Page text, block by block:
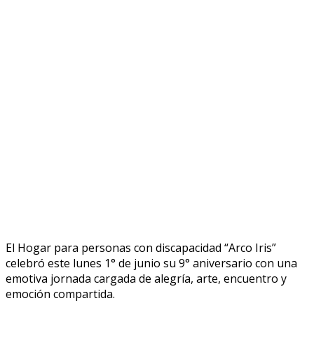
El Hogar para personas con discapacidad “Arco Iris”
celebró este lunes 1° de junio su 9° aniversario con una
emotiva jornada cargada de alegría, arte, encuentro y
emoción compartida.